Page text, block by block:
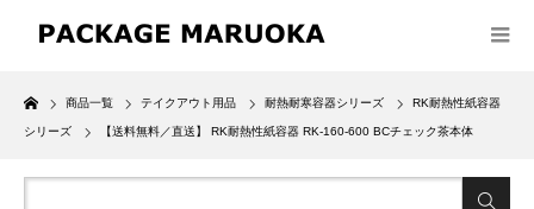
Home
商品一覧 テイクアウト用品 耐熱耐寒容器シリーズ RK耐熱性紙容器
シリーズ 【送料無料／直送】 RK耐熱性紙容器 RK-160-600 BCチェック茶本体